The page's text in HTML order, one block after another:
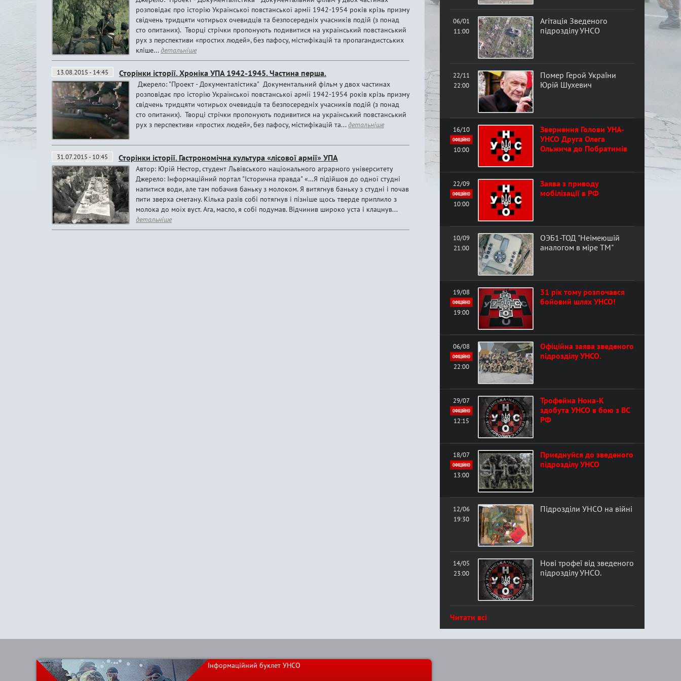
а
о
м
а
06/01
11:00
Агітація Зведеного
підрозділу УНСО
22/11
22:00
Помер Герой України
Юрій Шухевич
16/10
ОФІЦІЙНО
10:00
Звернення Голови УНА-
УНСО Друга Олега
Ольжича до Побратимів
22/09
ОФІЦІЙНО
10:00
Заява з приводу
мобілізації в РФ
10/09
21:00
ОЭБ1-ТОД "Неімеюшій
аналогом в міре ТМ"
19/08
ОФІЦІЙНО
19:00
31 рік тому розпочався
бойовий шлях УНСО!
06/08
ОФІЦІЙНО
22:00
Офіційна заява зведеного
підрозділу УНСО.
29/07
ОФІЦІЙНО
12:15
Трофейна Нона-К
здобута УНСО в бою з ВС
РФ
18/07
ОФІЦІЙНО
13:00
Приєднуйся до зведеного
підрозділу УНСО
12/06
19:30
Підрозділи УНСО на війні
14/05
23:00
Нові трофеї від зведеного
підрозділу УНСО.
Читати всі
розповідає про історію Української повстанської армії 1942-1954 років крізь призму
свідчень тридцяти чотирьох очевидців та безпосередніх учасників подій (з понад
сто опитаних). Творці стрічки пропонують подивитися на український повстанський
рух з перспективи «простих людей», без пафосу, містифікацій та пропагандистських
кліше...детальніше
13.08.2015 - 14:45 Сторінки історії. Хроніка УПА 1942-1945. Частина перша.
Джерело: "Проект - Документалістика" Документальний фільм у двох частинах
розповідає про історію Української повстанської армії 1942-1954 років крізь призму
свідчень тридцяти чотирьох очевидців та безпосередніх учасників подій (з понад
сто опитаних). Творці стрічки пропонують подивитися на український повстанський
рух з перспективи «простих людей», без пафосу, містифікацій та...детальніше
31.07.2015 - 10:45 Сторінки історії. Гастрономічна культура «лісової армії» УПА
Автор: Юрій Нестор, студент Львівського національного аграрного університету
Джерело: Інформаційний портал "Історична правда" «…Я підійшов до одної студні
напитися води, але там побачив баньку з молоком. Я витягнув баньку з студні і почав
пити зверха сметану. Кілька разів собі потягнув і пізніше щось тверде приплило з
молока до моїх вуст. Ага, масло, я собі подумав. Відчинив широко уста і клацнув...
детальніше
Інформаційний буклет УНСО